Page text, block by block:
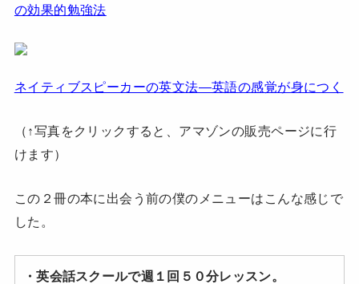
の効果的勉強法
ネイティブスピーカーの英文法―英語の感覚が身につく
（↑写真をクリックすると、アマゾンの販売ページに行
けます）
この２冊の本に出会う前の僕のメニューはこんな感じで
した。
・英会話スクールで週１回５０分レッスン。